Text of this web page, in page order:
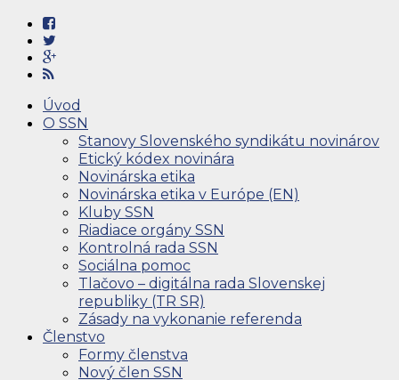
Úvod
O SSN
Stanovy Slovenského syndikátu novinárov
Etický kódex novinára
Novinárska etika
Novinárska etika v Európe (EN)
Kluby SSN
Riadiace orgány SSN
Kontrolná rada SSN
Sociálna pomoc
Tlačovo – digitálna rada Slovenskej
republiky (TR SR)
Zásady na vykonanie referenda
Členstvo
Formy členstva
Nový člen SSN